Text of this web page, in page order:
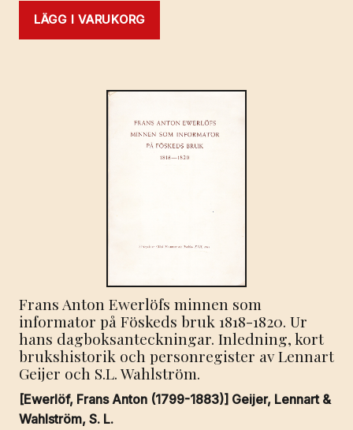
LÄGG I VARUKORG
Frans Anton Ewerlöfs minnen som
informator på Föskeds bruk 1818-1820. Ur
hans dagboksanteckningar. Inledning, kort
brukshistorik och personregister av Lennart
Geijer och S.L. Wahlström.
[Ewerlöf, Frans Anton (1799-1883)] Geijer, Lennart &
Wahlström, S. L.